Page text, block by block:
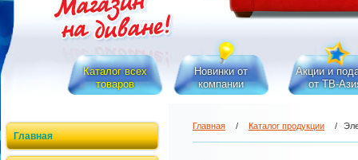
Каталог всех
товаров
Новинки от
компании
Акции и
от ТВ-
Главная
Главная / Каталог продукции /